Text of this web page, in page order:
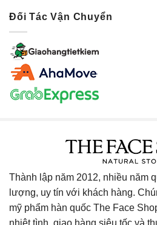
Đối Tác Vận Chuyển
Thành lập năm 2012, nhiều năm
lượng, uy tín với khách hàng.
mỹ phẩm hàn quốc The Face
nhiệt tình, giao hàng siêu tốc và